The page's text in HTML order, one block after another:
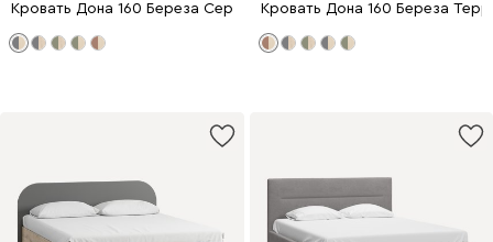
Кровать Дона 160 Береза Серый Кровать Дона 160 Береза